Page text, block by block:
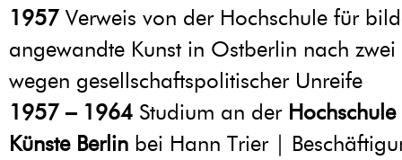
1957 Verweis von der Hochschule für
angewandte Kunst in Ostberlin nach zwei
wegen gesellschaftspolitischer Unreife
1957 – 1964 Studium an der
Künste Berlin bei Hann Trier |